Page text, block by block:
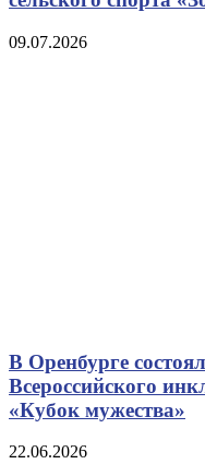
09.07.2026
В Оренбурге
Всероссийского
«Кубок мужества»
22.06.2026